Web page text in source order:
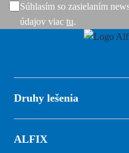
Súhlasím so zasielaním
údajov viac tu.
Druhy lešenia
ALFIX